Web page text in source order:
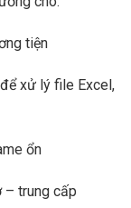
tiện
xử lý file Excel,
ổn
– trung cấp